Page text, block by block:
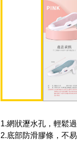
1.網狀瀝水孔，輕鬆
2.底部防滑膠條，不